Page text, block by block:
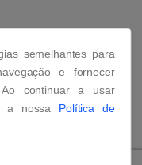
semelhantes para
e fornecer
Ao continuar a usar
a nossa Política de